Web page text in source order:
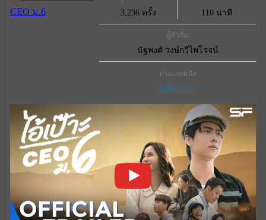
3,236 ครั้ง 110 นาที
ผู้กำกับ
นัฐพงศ์ วงษ์กวีไพโรจน์
ประเภทหนัง
หนังดราม่า